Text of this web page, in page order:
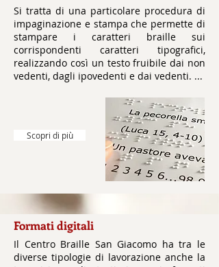
Si tratta di una particolare procedura di
impaginazione e stampa che permette di
stampare i caratteri braille sui
corrispondenti caratteri tipografici,
realizzando così un testo fruibile dai non
vedenti, dagli ipovedenti e dai vedenti. ...
Scopri di più
Formati digitali
Il Centro Braille San Giacomo ha tra le
diverse tipologie di lavorazione anche la